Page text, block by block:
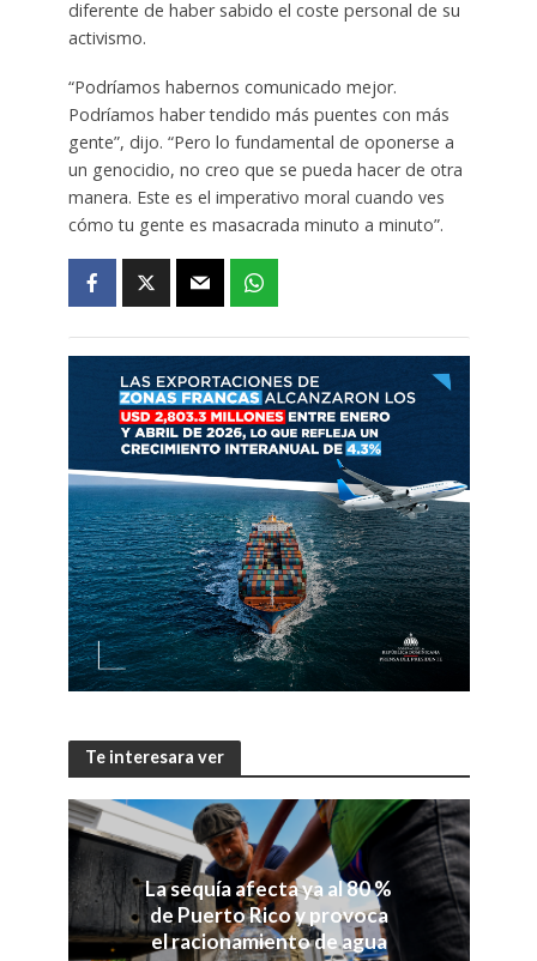
diferente de haber sabido el coste personal de su
activismo.
“Podríamos habernos comunicado mejor.
Podríamos haber tendido más puentes con más
gente”, dijo. “Pero lo fundamental de oponerse a
un genocidio, no creo que se pueda hacer de otra
manera. Este es el imperativo moral cuando ves
cómo tu gente es masacrada minuto a minuto”.
Te interesara ver
La sequía afecta ya al 80 %
de Puerto Rico y provoca
el racionamiento de agua